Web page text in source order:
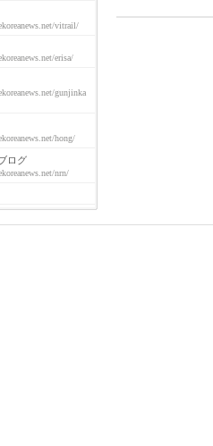
vitrail/
erisa/
gunjinka
hong/
ログ
nrn/